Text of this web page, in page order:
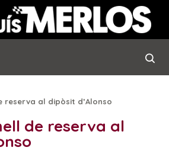
reserva al dipòsit d’Alonso
de reserva al